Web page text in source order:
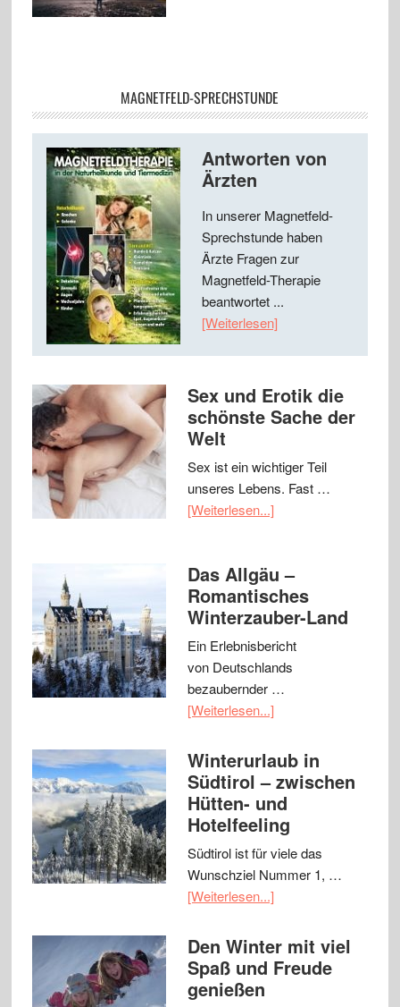
MAGNETFELD-SPRECHSTUNDE
Antworten von
Ärzten
In unserer Magnetfeld-
Sprechstunde haben
Ärzte Fragen zur
Magnetfeld-Therapie
beantwortet ...
[Weiterlesen]
Sex und Erotik die
schönste Sache der
Welt
Sex ist ein wichtiger Teil
unseres Lebens. Fast …
[Weiterlesen...]
Das Allgäu –
Romantisches
Winterzauber-Land
Ein Erlebnisbericht
von Deutschlands
bezaubernder …
[Weiterlesen...]
Winterurlaub in
Südtirol – zwischen
Hütten- und
Hotelfeeling
Südtirol ist für viele das
Wunschziel Nummer 1, …
[Weiterlesen...]
Den Winter mit viel
Spaß und Freude
genießen